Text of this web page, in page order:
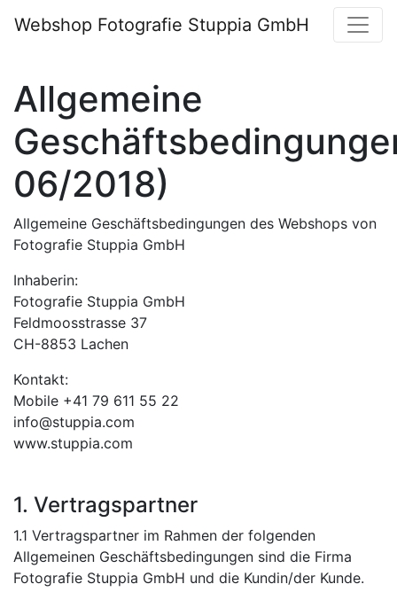
Webshop Fotografie Stuppia GmbH
Allgemeine
06/2018)
Allgemeine Geschäftsbedingungen des Webshops von
Fotografie Stuppia GmbH
Inhaberin:
Fotografie Stuppia GmbH
Feldmoosstrasse 37
CH-8853 Lachen
Kontakt:
Mobile +41 79 611 55 22
info@stuppia.com
www.stuppia.com
1. Vertragspartner
1.1 Vertragspartner im Rahmen der folgenden
Allgemeinen Geschäftsbedingungen sind die Firma
Fotografie Stuppia GmbH und die Kundin/der Kunde.